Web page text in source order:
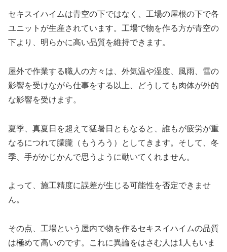
セキスイハイムは青空の下ではなく、工場の屋根の下で各
ユニットが生産されています。工場で物を作る方が青空の
下より、明らかに高い品質を維持できます。
屋外で作業する職人の方々は、外気温や湿度、風雨、雪の
影響を受けながら仕事をする以上、どうしても肉体が外的
な影響を受けます。
夏季、真夏日を超えて猛暑日ともなると、誰もが疲労が重
なるにつれて朦朧（もうろう）としてきます。そして、冬
季、手がかじかんで思うように動いてくれません。
よって、施工精度に誤差が生じる可能性を否定できませ
ん。
その点、工場という屋内で物を作るセキスイハイムの品質
は極めて高いのです。これに異論をはさむ人は1人もいま